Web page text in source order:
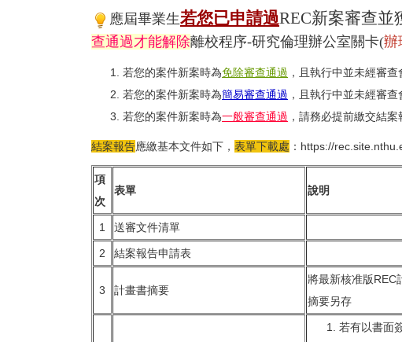
應屆畢業生若您已申請過REC新案審查並
查通過才能解除離校程序-研究倫理辦公室關卡(辦
若您的案件新案時為免除審查通過 ，且執行中並未經審
若您的案件新案時為簡易審查通過 ，且執行中並未經審查
若您的案件新案時為一般審查通過 ，請務必提前繳交結案
結案報告應繳基本文件如下， 表單下載處 ： https://
項
次
表單 說明
1 送審文件清單
2 結案報告申請表
3 計畫書摘要
將最新核准版REC
摘要另存
若有以書面